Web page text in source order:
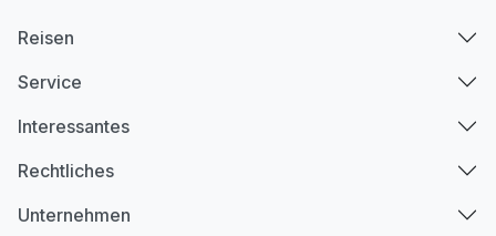
Reisen
Service
Interessantes
Rechtliches
Unternehmen